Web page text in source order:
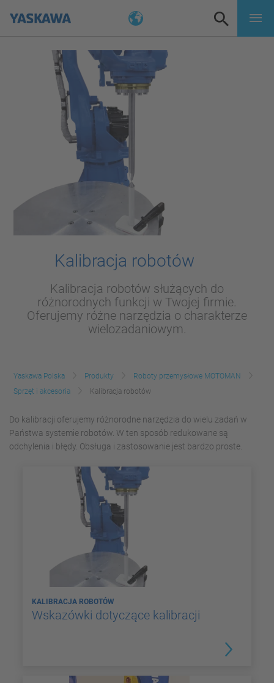
Kalibracja robotów
Kalibracja robotów służących do
różnorodnych funkcji w Twojej firmie.
Oferujemy różne narzędzia o charakterze
wielozadaniowym.
Yaskawa Polska Produkty
Roboty przemysłowe MOTOMAN
Sprzęt i akcesoria
Kalibracja robotów
Do kalibracji oferujemy różnorodne narzędzia do wielu zadań w
Państwa systemie robotów. W ten sposób redukowane są
odchylenia i błędy. Obsługa i zastosowanie jest bardzo proste.
KALIBRACJA ROBOTÓW
Wskazówki dotyczące kalibracji